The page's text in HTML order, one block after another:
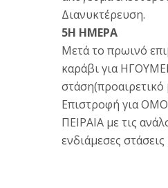
Διανυκτέρευση.
5Η ΗΜΕΡΑ
Μετά το πρωινό
καράβι για
στάση(προαιρετικό
Επιστροφή για
ΠΕΙΡΑΙΑ με τις
ενδιάμεσες στάσεις